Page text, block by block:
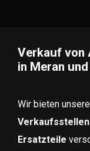
Verkauf von
in Meran
Wir bieten
Verkaufsstellen
Ersatzteile